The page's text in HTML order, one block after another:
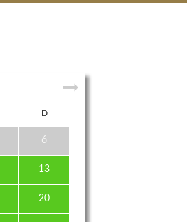
D
6
13
20